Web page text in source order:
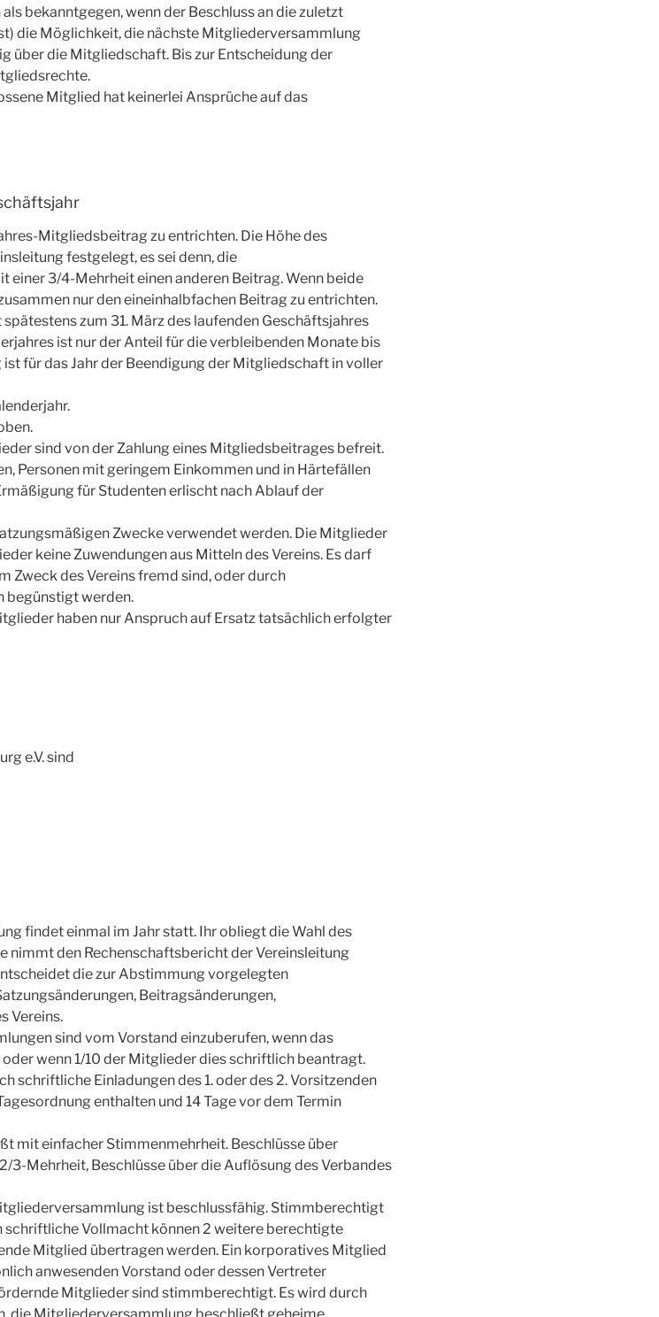
bekanntgegen, wenn der Beschluss an die zuletzt
die Möglichkeit, die nächste Mitgliederversammlung
über die Mitgliedschaft. Bis zur Entscheidung der
Mitglied hat keinerlei Ansprüche auf das
Mitgliedsbeitrag zu entrichten. Die Höhe des
festgelegt, es sei denn, die
3/4-Mehrheit einen anderen Beitrag. Wenn beide
nur den eineinhalbfachen Beitrag zu entrichten.
zum 31. März des laufenden Geschäftsjahres
ist nur der Anteil für die verbleibenden Monate bis
für das Jahr der Beendigung der Mitgliedschaft in voller
sind von der Zahlung eines Mitgliedsbeitrages befreit.
Personen mit geringem Einkommen und in Härtefällen
für Studenten erlischt nach Ablauf der
Zwecke verwendet werden. Die Mitglieder
keine Zuwendungen aus Mitteln des Vereins. Es darf
Zweck des Vereins fremd sind, oder durch
begünstigt werden.
haben nur Anspruch auf Ersatz tatsächlich erfolgter
e.V. sind
findet einmal im Jahr statt. Ihr obliegt die Wahl des
nimmt den Rechenschaftsbericht der Vereinsleitung
die zur Abstimmung vorgelegten
Beitragsänderungen,
Vereins.
sind vom Vorstand einzuberufen, wenn das
wenn 1/10 der Mitglieder dies schriftlich beantragt.
schriftliche Einladungen des 1. oder des 2. Vorsitzenden
enthalten und 14 Tage vor dem Termin
mit einfacher Stimmenmehrheit. Beschlüsse über
3-Mehrheit, Beschlüsse über die Auflösung des Verbandes
ist beschlussfähig. Stimmberechtigt
schriftliche Vollmacht können 2 weitere berechtigte
Mitglied übertragen werden. Ein korporatives Mitglied
anwesenden Vorstand oder dessen Vertreter
Mitglieder sind stimmberechtigt. Es wird durch
die Mitgliederversammlung beschließt geheime